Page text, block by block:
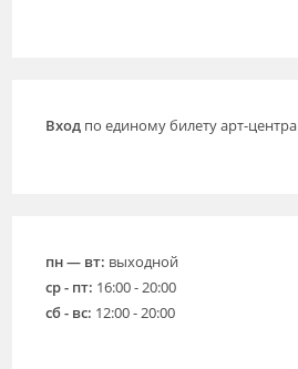
Вход по единому билету арт-центра
пн — вт: выходной
ср - пт: 16:00 - 20:00
сб - вс: 12:00 - 20:00